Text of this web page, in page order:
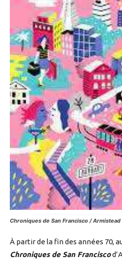
Chroniques de San Francisco / Armistead
À partir de la fin des années 70,
Chroniques de San Francisco